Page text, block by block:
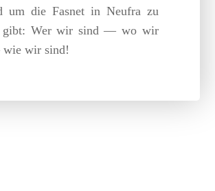
um die Fasnet in Neufra zu
gibt: Wer wir sind — wo wir
wir sind!